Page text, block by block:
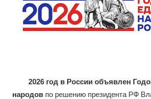
2026 год в России объявлен
народов по решению президента РФ